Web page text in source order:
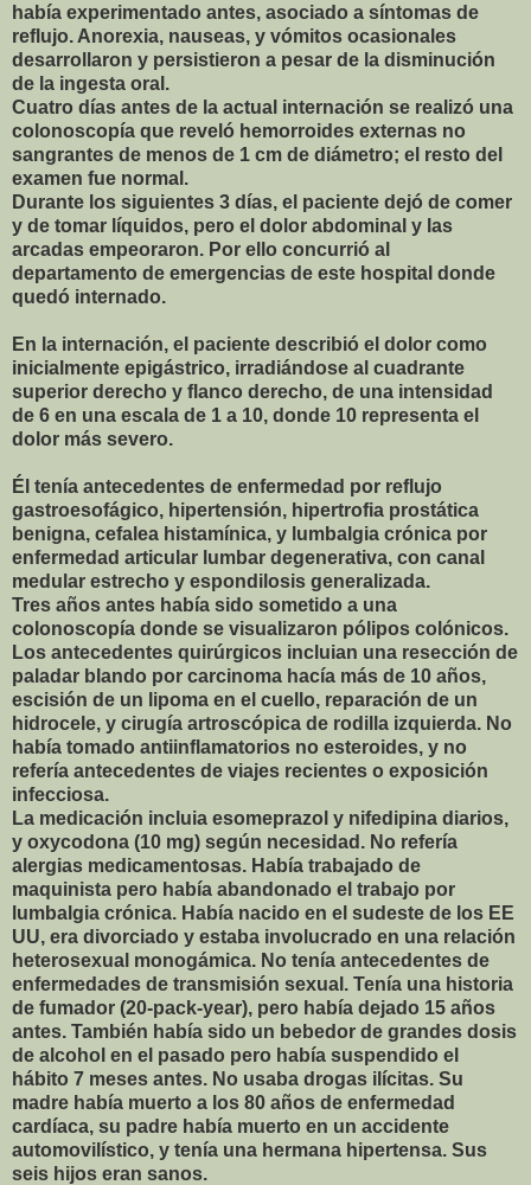
había experimentado antes, asociado a síntomas de
reflujo. Anorexia, nauseas, y vómitos ocasionales
desarrollaron y persistieron a pesar de la disminución
de la ingesta oral.
Cuatro días antes de la actual internación se realizó una
colonoscopía que reveló hemorroides externas no
sangrantes de menos de 1 cm de diámetro; el resto del
examen fue normal.
Durante los siguientes 3 días, el paciente dejó de comer
y de tomar líquidos, pero el dolor abdominal y las
arcadas empeoraron. Por ello concurrió al
departamento de emergencias de este hospital donde
quedó internado.
En la internación, el paciente describió el dolor como
inicialmente epigástrico, irradiándose al cuadrante
superior derecho y flanco derecho, de una intensidad
de 6 en una escala de 1 a 10, donde 10 representa el
dolor más severo.
Él tenía antecedentes de enfermedad por reflujo
gastroesofágico, hipertensión, hipertrofia prostática
benigna, cefalea histamínica, y lumbalgia crónica por
enfermedad articular lumbar degenerativa, con canal
medular estrecho y espondilosis generalizada.
Tres años antes había sido sometido a una
colonoscopía donde se visualizaron pólipos colónicos.
Los antecedentes quirúrgicos incluian una resección de
paladar blando por carcinoma hacía más de 10 años,
escisión de un lipoma en el cuello, reparación de un
hidrocele, y cirugía artroscópica de rodilla izquierda. No
había tomado antiinflamatorios no esteroides, y no
refería antecedentes de viajes recientes o exposición
infecciosa.
La medicación incluia esomeprazol y nifedipina diarios,
y oxycodona (10 mg) según necesidad. No refería
alergias medicamentosas. Había trabajado de
maquinista pero había abandonado el trabajo por
lumbalgia crónica. Había nacido en el sudeste de los EE
UU, era divorciado y estaba involucrado en una relación
heterosexual monogámica. No tenía antecedentes de
enfermedades de transmisión sexual. Tenía una historia
de fumador (20-pack-year), pero había dejado 15 años
antes. También había sido un bebedor de grandes dosis
de alcohol en el pasado pero había suspendido el
hábito 7 meses antes. No usaba drogas ilícitas. Su
madre había muerto a los 80 años de enfermedad
cardíaca, su padre había muerto en un accidente
automovilístico, y tenía una hermana hipertensa. Sus
seis hijos eran sanos.